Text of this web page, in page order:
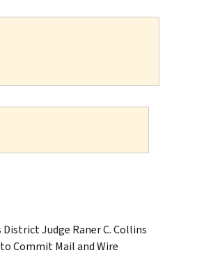
Judge Raner C. Collins
Commit Mail and Wire